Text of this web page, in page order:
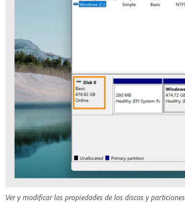
Ver y modificar las propiedades de los discos y particiones